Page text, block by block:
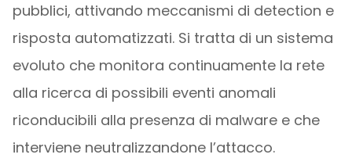
pubblici, attivando meccanismi di detection e
risposta automatizzati. Si tratta di un sistema
evoluto che monitora continuamente la rete
alla ricerca di possibili eventi anomali
riconducibili alla presenza di malware e che
interviene neutralizzandone l’attacco.